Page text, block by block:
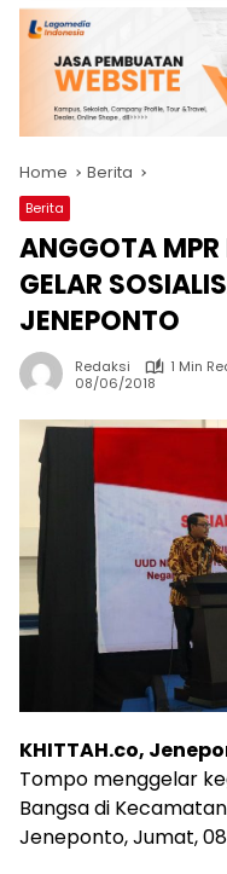
Home Berita
Berita
ANGGOTA
GELAR
JENEPONTO
Redaksi
1 Min
08/06/2018
KHITTAH.co,
Tompo menggelar
Bangsa di
Jeneponto, Jumat, 08